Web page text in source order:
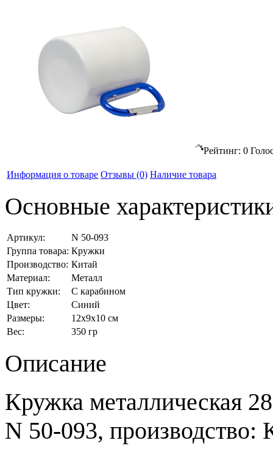
Рейтинг: 0
Информация о товаре Отзывы (0) Наличие товара
Основные
Артикул:
N 50-093
Группа товара: Кружки
Производство: Китай
Материал:
Металл
Тип кружки:
С карабином
Цвет:
Синий
Размеры:
12x9x10 см
Вес:
350 гр
Описание
Кружка металлическая
N 50-093, производство: